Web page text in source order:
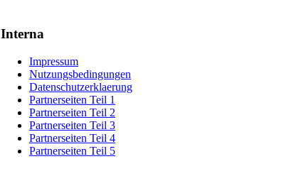
Interna
Impressum
Nutzungsbedingungen
Datenschutzerklaerung
Partnerseiten Teil 1
Partnerseiten Teil 2
Partnerseiten Teil 3
Partnerseiten Teil 4
Partnerseiten Teil 5